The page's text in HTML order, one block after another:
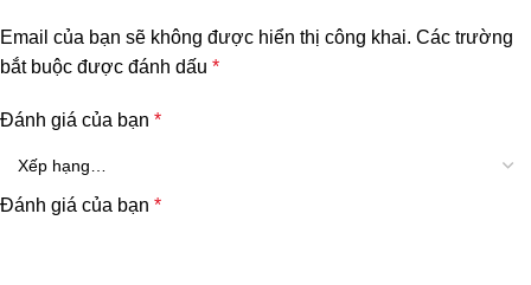
Email của bạn sẽ không được hiển thị công khai. Các trường
bắt buộc được đánh dấu *
Đánh giá của bạn *
Đánh giá của bạn *